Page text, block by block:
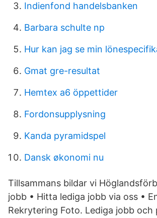
Indienfond handelsbanken
Barbara schulte np
Hur kan jag se min
Gmat gre-resultat
Hemtex a6 öppettider
Fordonsupplysning
Kanda pyramidspel
Dansk økonomi nu
Tillsammans bildar vi
jobb • Hitta lediga jobb via oss •
Rekrytering Foto. Lediga jobb